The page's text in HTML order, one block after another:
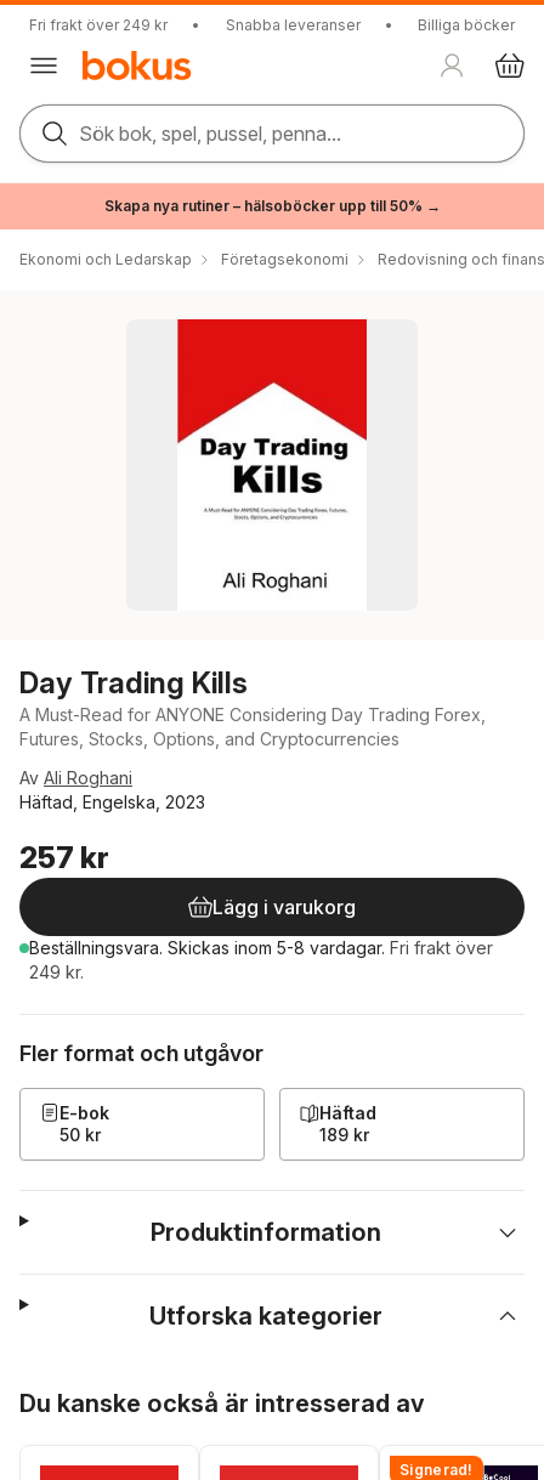
Fri frakt över 249 kr • Snabba leveranser • Billiga böcker
Sök bok, spel, pussel, penna...
Skapa nya rutiner – hälsoböcker upp till 50% →
Ekonomi och Ledarskap Företagsekonomi Redovisning och
Day Trading Kills
A Must-Read for ANYONE Considering Day Trading Forex,
Futures, Stocks, Options, and Cryptocurrencies
Av Ali Roghani
Häftad, Engelska, 2023
257 kr
Lägg i varukorg
Beställningsvara. Skickas inom 5-8 vardagar. Fri frakt över
249 kr.
Fler format och utgåvor
E-bok
50 kr
Häftad
189 kr
Produktinformation
Utforska kategorier
Du kanske också är intresserad av
Signerad!